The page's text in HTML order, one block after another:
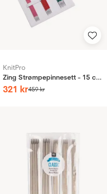
KnitPro
Zing Strømpepinnesett - 15 cm, 2.0 - 4.0 mm
321 kr459kr